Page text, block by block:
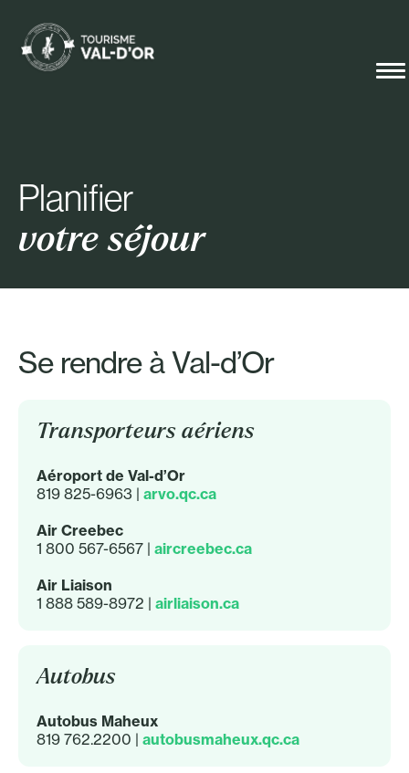
Planifier
votre séjour
Se rendre à Val-d’Or
Transporteurs aériens
Aéroport de Val-d’Or
819 825-6963 | arvo.qc.ca
Air Creebec
1 800 567-6567 | aircreebec.ca
Air Liaison
1 888 589-8972 | airliaison.ca
Autobus
Autobus Maheux
819 762.2200 | autobusmaheux.qc.ca